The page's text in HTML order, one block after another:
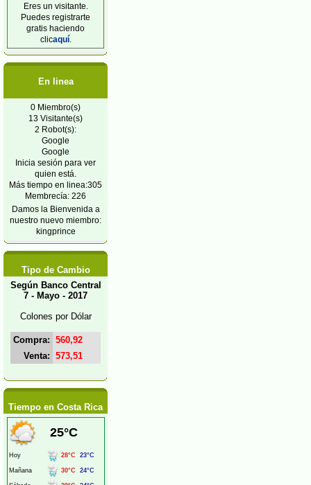
Eres un visitante.
Puedes registrarte
gratis haciendo
clicaquí.
En linea
0 Miembro(s)
13 Visitante(s)
2 Robot(s):
Google
Google
Inicia sesión para ver
quien está.
Más tiempo en linea:305
Membrecía: 226
Damos la Bienvenida a
nuestro nuevo miembro:
kingprince
Tipo de Cambio
Según Banco Central
7 - Mayo - 2017
Colones por Dólar
Compra: 560,92
Venta: 573,51
Tiempo en Costa Rica